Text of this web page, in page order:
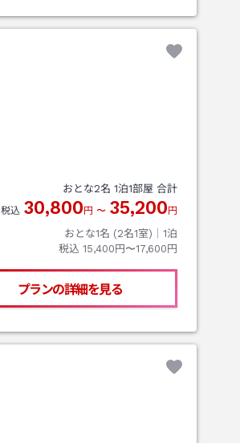
おとな2名 1泊1部屋 合計
税込 30,800 円 〜 35,200 円
おとな1名 (2名1室)｜ 1泊
税込 15,400円〜17,600円
プランの詳細を見る